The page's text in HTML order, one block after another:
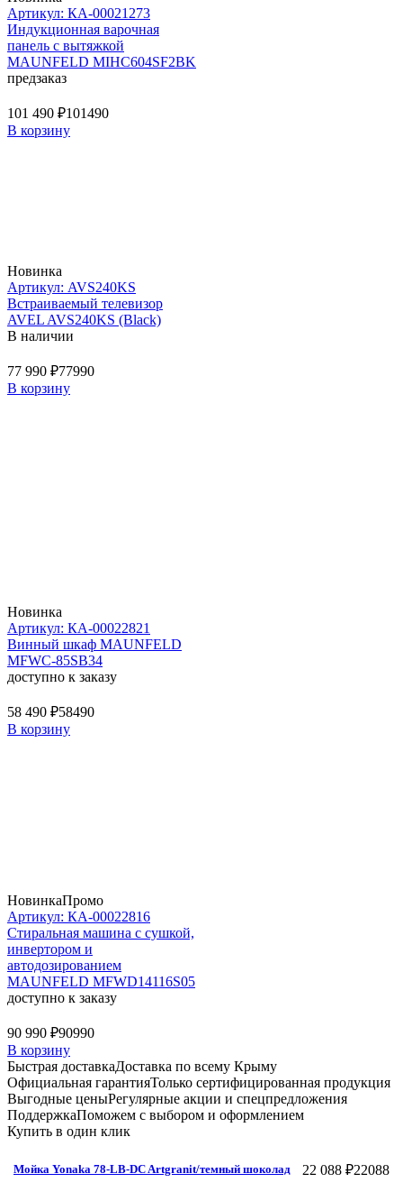
Артикул: КА-00021273
Индукционная варочная
панель с вытяжкой
MAUNFELD MIHC604SF2BK
предзаказ
101 490 ₽101490
В корзину
Новинка
Артикул: AVS240KS
Встраиваемый телевизор
AVEL AVS240KS (Black)
В наличии
77 990 ₽77990
В корзину
Новинка
Артикул: КА-00022821
Винный шкаф MAUNFELD
MFWC-85SB34
доступно к заказу
58 490 ₽58490
В корзину
НовинкаПромо
Артикул: КА-00022816
Стиральная машина c сушкой,
инвертором и
автодозированием
MAUNFELD MFWD14116S05
доступно к заказу
90 990 ₽90990
В корзину
Быстрая доставкаДоставка по всему Крыму
Официальная гарантияТолько сертифицированная продукция
Выгодные ценыРегулярные акции и спецпредложения
ПоддержкаПоможем с выбором и оформлением
Купить в один клик
Мойка Yonaka 78-LB-DC Artgranit/темный шоколад 22 088 ₽22088